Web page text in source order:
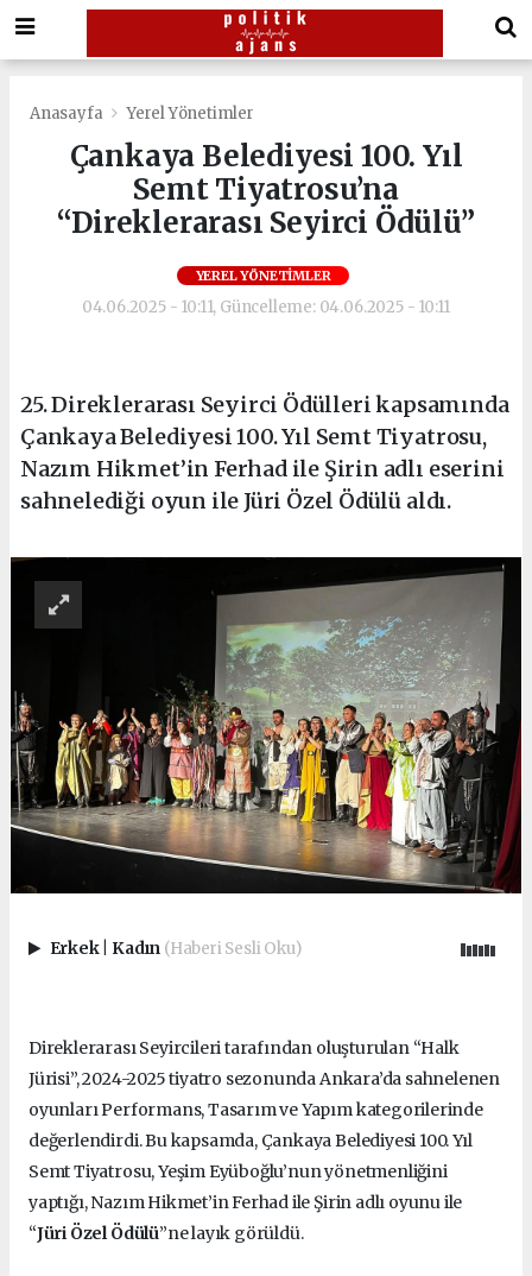
Anasayfa Yerel Yönetimler
Çankaya Belediyesi 100. Yıl
Semt Tiyatrosu’na
“Direklerarası Seyirci Ödülü”
YEREL YÖNETIMLER
04.06.2025 - 10:11, Güncelleme: 04.06.2025 - 10:11
25. Direklerarası Seyirci Ödülleri kapsamında
Çankaya Belediyesi 100. Yıl Semt Tiyatrosu,
Nazım Hikmet’in Ferhad ile Şirin adlı eserini
sahnelediği oyun ile Jüri Özel Ödülü aldı.
Erkek Kadın (Haberi Sesli Oku)
Direklerarası Seyircileri tarafından oluşturulan “Halk
Jürisi”, 2024-2025 tiyatro sezonunda Ankara’da sahnelenen
oyunları Performans, Tasarım ve Yapım kategorilerinde
değerlendirdi. Bu kapsamda, Çankaya Belediyesi 100. Yıl
Semt Tiyatrosu, Yeşim Eyüboğlu’nun yönetmenliğini
yaptığı, Nazım Hikmet’in Ferhad ile Şirin adlı oyunu ile
“Jüri Özel Ödülü”ne layık görüldü.